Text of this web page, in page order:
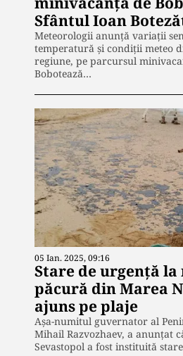
Sfântul Ioan
Meteorologii anunță variații
temperatură și condiții meteo
regiune, pe parcursul
Bobotează…
05 Ian. 2025, 09:16
Stare de urgență la
păcură din Marea
ajuns pe plaje
Aşa-numitul guvernator al
Mihail Razvozhaev, a anunţat
Sevastopol a fost instituită